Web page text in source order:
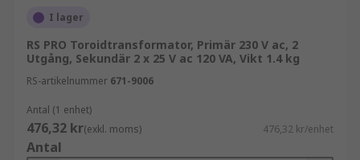
I lager
RS PRO Toroidtransformator, Primär 230 V ac, 2
Utgång, Sekundär 2 x 25 V ac 120 VA, Vikt 1.4 kg
RS-artikelnummer 671-9006
Antal (1 enhet)
476,32 kr(exkl. moms) 476,32 kr/enhet
Antal